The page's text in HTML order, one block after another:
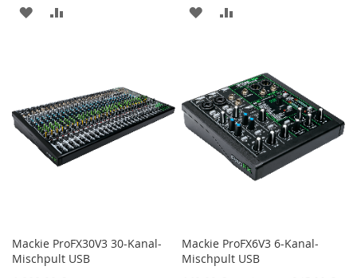
MERKEN MERKEN
Mackie ProFX30V3 30-Kanal-
Mischpult USB
Mackie ProFX6V3 6-Kanal-
Mischpult USB